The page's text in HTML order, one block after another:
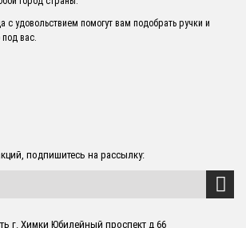
удовольствием помогут вам подобрать ручки и
вас.
подпишитесь на рассылку:
г. Химки Юбилейный проспект д 66